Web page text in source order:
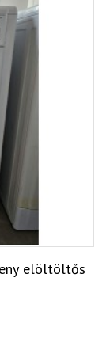
elöltöltős